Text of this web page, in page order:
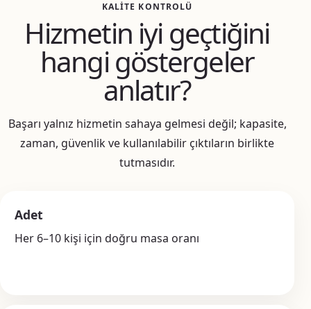
KALITE KONTROLÜ
Hizmetin iyi geçtiğini
hangi göstergeler
anlatır?
Başarı yalnız hizmetin sahaya gelmesi değil; kapasite,
zaman, güvenlik ve kullanılabilir çıktıların birlikte
tutmasıdır.
Adet
Her 6–10 kişi için doğru masa oranı